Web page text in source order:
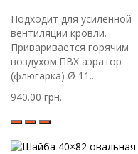
Подходит для усиленной
вентиляции кровли.
Приваривается горячим
воздухом.ПВХ аэратор
(флюгарка) Ø 11..
940.00 грн.